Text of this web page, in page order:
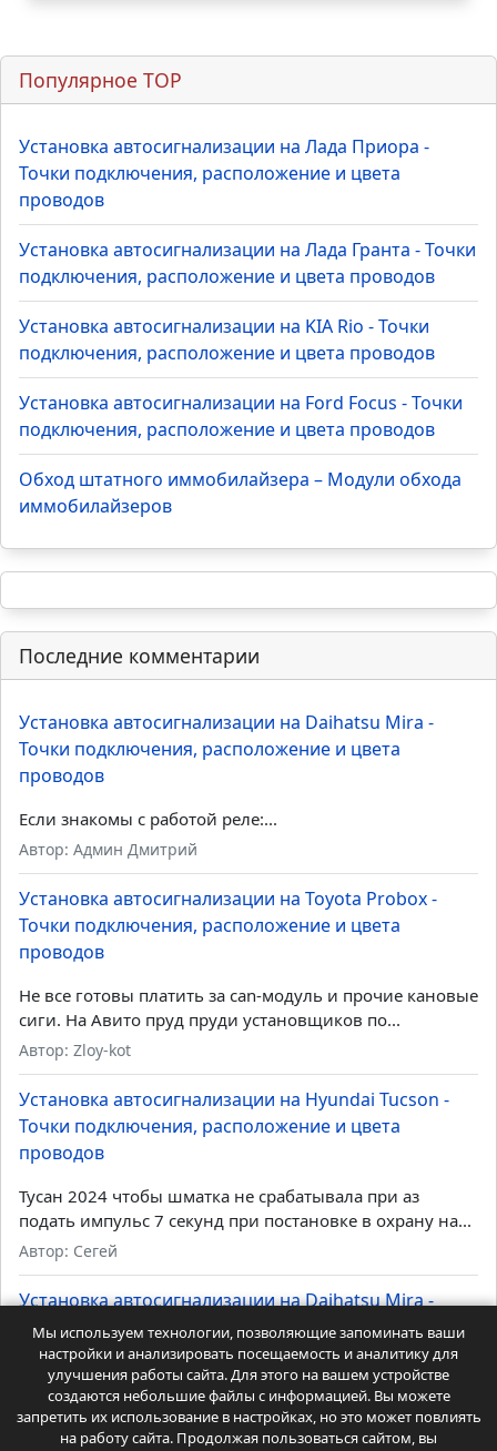
Популярное TOP
Установка автосигнализации на Лада Приора -
Точки подключения, расположение и цвета
проводов
Установка автосигнализации на Лада Гранта - Точки
подключения, расположение и цвета проводов
Установка автосигнализации на KIA Rio - Точки
подключения, расположение и цвета проводов
Установка автосигнализации на Ford Focus - Точки
подключения, расположение и цвета проводов
Обход штатного иммобилайзера – Модули обхода
иммобилайзеров
Последние комментарии
Установка автосигнализации на Daihatsu Mira -
Точки подключения, расположение и цвета
проводов
Если знакомы с работой реле:...
Автор: Админ Дмитрий
Установка автосигнализации на Toyota Probox -
Точки подключения, расположение и цвета
проводов
Не все готовы платить за can-модуль и прочие кановые
сиги. На Авито пруд пруди установщиков по...
Автор: Zloy-kot
Установка автосигнализации на Hyundai Tucson -
Точки подключения, расположение и цвета
проводов
Тусан 2024 чтобы шматка не срабатывала при аз
подать импульс 7 секунд при постановке в охрану на...
Автор: Сегей
Установка автосигнализации на Daihatsu Mira -
Точки подключения, расположение и цвета
проводов
Тоже не работает ЦЗ с ключа и кнопки. Как
реализовать, чтобы открывалась и закрывалась...
Мы используем технологии, позволяющие запоминать ваши
настройки и анализировать посещаемость и аналитику для
улучшения работы сайта. Для этого на вашем устройстве
создаются небольшие файлы с информацией. Вы можете
запретить их использование в настройках, но это может повлиять
на работу сайта. Продолжая пользоваться сайтом, вы